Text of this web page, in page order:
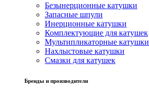
Безынерционные катушки
Запасные шпули
Инерционные катушки
Комплектующие для катушек
Мультипликаторные катушки
Нахлыстовые катушки
Смазки для катушек
Бренды и производители